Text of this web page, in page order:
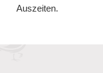
Auszeiten.